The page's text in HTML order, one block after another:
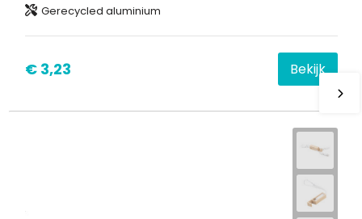
Gerecycled aluminium
€ 3,23 Bekijk